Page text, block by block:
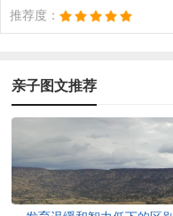
推荐度：
亲子图文推荐